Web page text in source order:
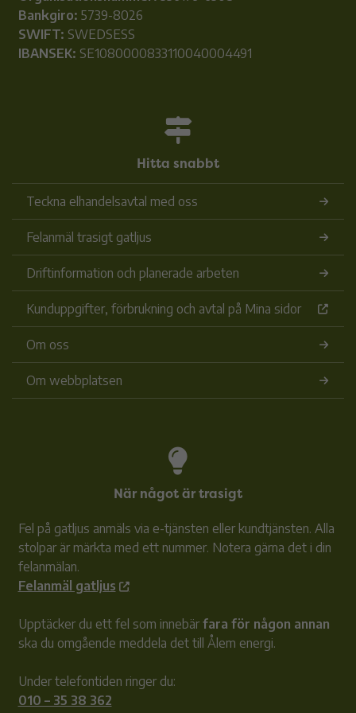
Bankgiro: 5739-8026
SWIFT: SWEDSESS
IBANSEK: SE1080000833110040004491
Hitta snabbt
Teckna elhandelsavtal med oss
Felanmäl trasigt gatljus
Driftinformation och planerade arbeten
Kunduppgifter, förbrukning och avtal på Mina sidor
Om oss
Om webbplatsen
När något är trasigt
Fel på gatljus anmäls via e-tjänsten eller kundtjänsten. Alla
stolpar är märkta med ett nummer. Notera gärna det i din
felanmälan.
Felanmäl gatljus
Upptäcker du ett fel som innebär fara för någon annan
ska du omgående meddela det till Ålem energi.
Under telefontiden ringer du:
010 – 35 38 362